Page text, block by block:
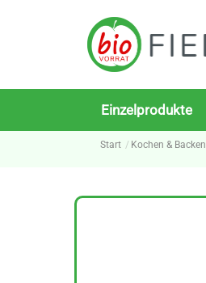
Einzelprodukte
Start Kochen & Backen